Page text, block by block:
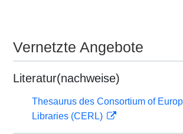
Vernetzte Angebote
Literatur(nachweise)
Thesaurus des Consortium of
Libraries (CERL)